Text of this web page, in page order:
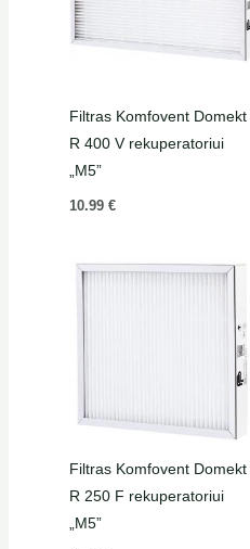
Filtras Komfovent Domekt
R 400 V rekuperatoriui
„M5”
10.99 €
Filtras Komfovent Domekt
R 250 F rekuperatoriui
„M5”